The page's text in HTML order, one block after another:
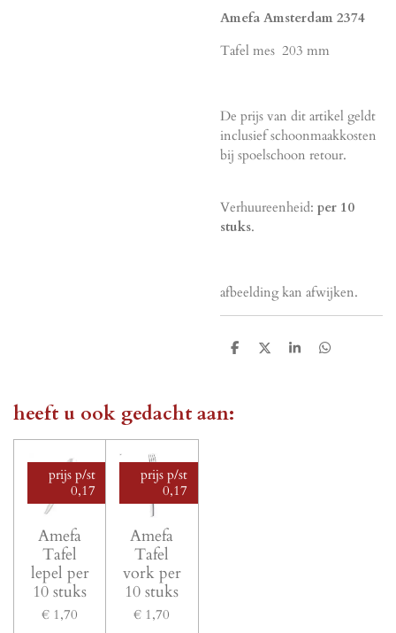
Amefa Amsterdam 2374
Tafel mes 203 mm
De prijs van dit artikel geldt
inclusief schoonmaakkosten
bij spoelschoon retour.
Verhuureenheid: per 10
stuks.
afbeelding kan afwijken.
D
D
S
D
heeft u ook gedacht aan:
prijs p/st
0,17
Amefa
Tafel
lepel per
10 stuks
€ 1,70
prijs p/st
0,17
Amefa
Tafel
vork per
10 stuks
€ 1,70